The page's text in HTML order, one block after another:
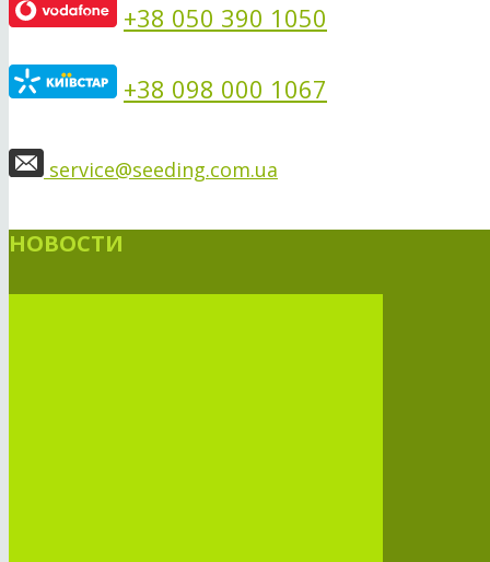
+38 050 390 1050
+38 098 000 1067
service@seeding.com.ua
НОВОСТИ